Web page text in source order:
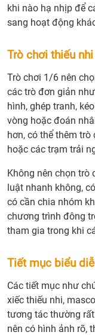
khi nào hạ nhịp để
sang hoạt động
Trò chơi thiếu nhi
Trò chơi 1/6 nên
các trò đơn giản
hình, ghép tranh,
vòng hoặc đoán
hơn, có thể thêm
hoặc các trạm trải
Không nên chọn trò
luật nhanh không,
có cần chia nhóm
chương trình đông
tham gia trong khi
Tiết mục biểu
Các tiết mục như
xiếc thiếu nhi,
tương tác thường
nên có hình ảnh rõ,